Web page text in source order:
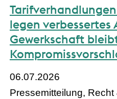
legen verbessertes
Gewerkschaft
06.07.2026
Pressemitteilung, Recht